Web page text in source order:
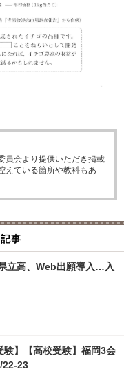
員会より提供いただき掲載
えている箇所や教科もあ
事
立高、Web出願導入…入
験】【高校受験】福岡3会
22-23